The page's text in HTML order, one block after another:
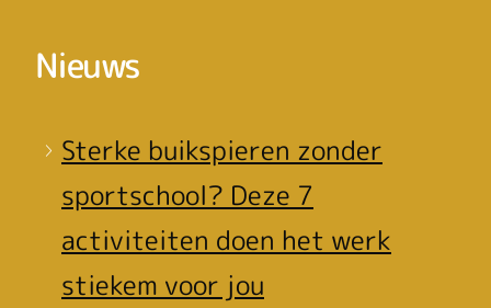
Nieuws
Sterke buikspieren zonder
sportschool? Deze 7
activiteiten doen het werk
stiekem voor jou